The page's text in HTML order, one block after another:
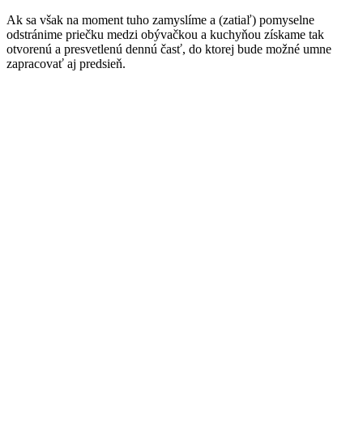
Ak sa však na moment tuho zamyslíme a (zatiaľ) pomyselne
odstránime priečku medzi obývačkou a kuchyňou získame tak
otvorenú a presvetlenú dennú časť, do ktorej bude možné umne
zapracovať aj predsieň.